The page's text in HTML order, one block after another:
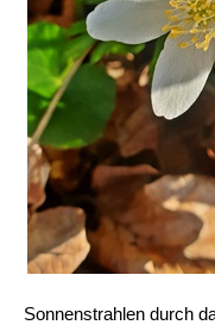
Sonnenstrahlen durch